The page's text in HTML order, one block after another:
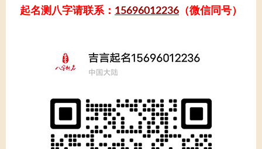
起名测八字请联系： 15696012236 （微信同号）